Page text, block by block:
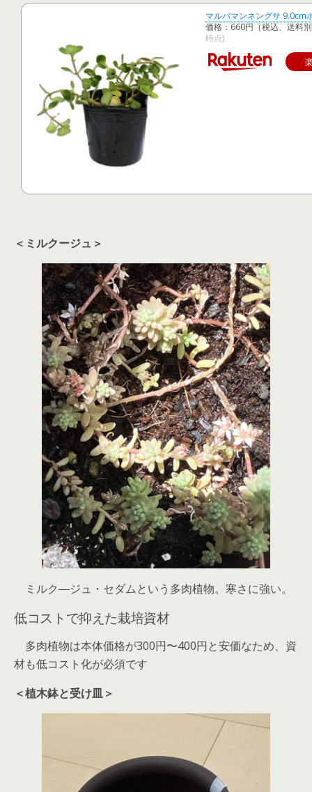
マルバマンネングサ 9.0cm
価格：660円（税込、送料
時点)
＜ミルクージュ＞
ミルク―ジュ・セダムという多肉植物。寒さに強い。
低コストで抑えた栽培資材
多肉植物は本体価格が300円〜400円と安価なため、資
材も低コスト化が必須です
＜植木鉢と受け皿＞